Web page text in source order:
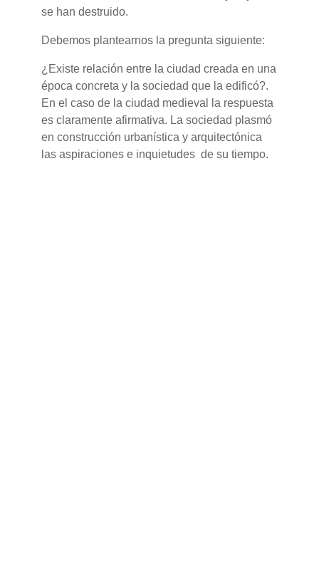
se han destruido.
Debemos plantearnos la pregunta siguiente:
¿Existe relación entre la ciudad creada en una
época concreta y la sociedad que la edificó?.
En el caso de la ciudad medieval la respuesta
es claramente afirmativa. La sociedad plasmó
en construcción urbanística y arquitectónica
las aspiraciones e inquietudes de su tiempo.